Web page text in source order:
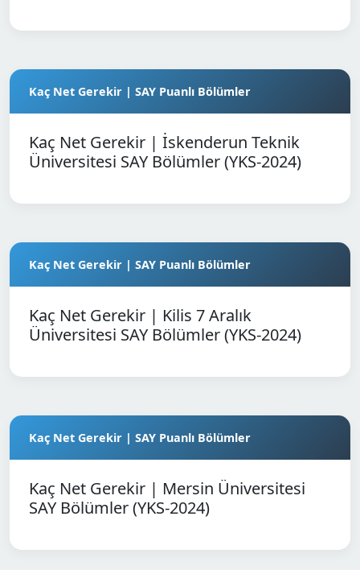
Kaç Net Gerekir | SAY Puanlı Bölümler
Kaç Net Gerekir | İskenderun Teknik
Üniversitesi SAY Bölümler (YKS-2024)
Kaç Net Gerekir | SAY Puanlı Bölümler
Kaç Net Gerekir | Kilis 7 Aralık
Üniversitesi SAY Bölümler (YKS-2024)
Kaç Net Gerekir | SAY Puanlı Bölümler
Kaç Net Gerekir | Mersin Üniversitesi
SAY Bölümler (YKS-2024)